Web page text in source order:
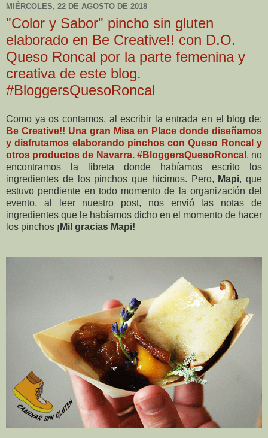
MIÉRCOLES, 22 DE AGOSTO DE 2018
"Color y Sabor" pincho sin gluten
elaborado en Be Creative!! con D.O.
Queso Roncal por la parte femenina y
creativa de este blog.
#BloggersQuesoRoncal
Como ya os contamos, al escribir la entrada en el blog de:
Be Creative!! Una gran Misa en Place donde diseñamos
y disfrutamos elaborando pinchos con Queso Roncal y
otros productos de Navarra. #BloggersQuesoRoncal , no
encontramos la libreta donde habíamos escrito los
ingredientes de los pinchos que hicimos. Pero, Mapi, que
estuvo pendiente en todo momento de la organización del
evento, al leer nuestro post, nos envió las notas de
ingredientes que le habíamos dicho en el momento de hacer
los pinchos ¡Mil gracias Mapi!